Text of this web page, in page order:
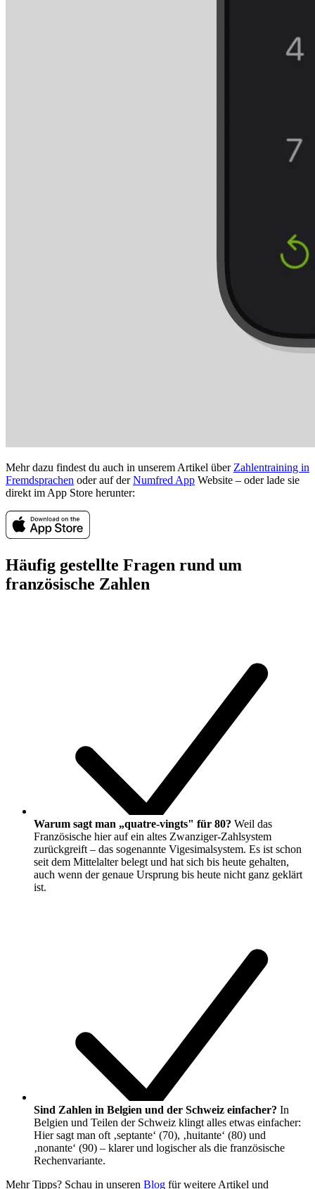
Mehr dazu findest du auch in unserem Artikel über Zahlentraining in
Fremdsprachen oder auf derNumfred App Website – oder lade sie
direkt im App Store herunter:
Häufig gestellte Fragen rund um
französische Zahlen
Warum sagt man „quatre-vingts" für 80? Weil das
Französische hier auf ein altes Zwanziger-Zahlsystem
zurückgreift – das sogenannte Vigesimalsystem. Es ist schon
seit dem Mittelalter belegt und hat sich bis heute gehalten,
auch wenn der genaue Ursprung bis heute nicht ganz geklärt
ist.
Sind Zahlen in Belgien und der Schweiz einfacher? In
Belgien und Teilen der Schweiz klingt alles etwas einfacher:
Hier sagt man oft ‚septante‘ (70), ‚huitante‘ (80) und
‚nonante‘ (90) – klarer und logischer als die französische
Rechenvariante.
Mehr Tipps? Schau in unseren Blog für weitere Artikel und